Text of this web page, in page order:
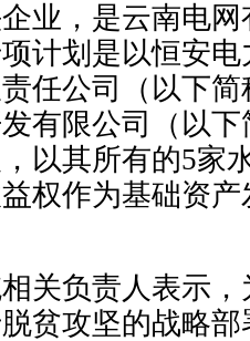
业，是云南电
计划是以恒安
任公司（以下
有限公司（以
以其所有的5家
权作为基础资
负责人表示，
贫攻坚的战略